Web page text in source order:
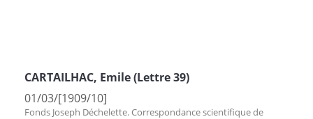
CARTAILHAC, Emile (Lettre 39)
01/03/[1909/10]
Fonds Joseph Déchelette. Correspondance scientifique de